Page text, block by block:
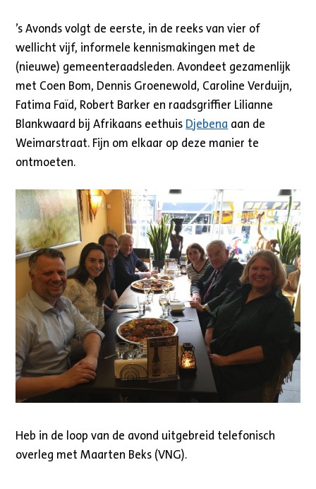
’s Avonds volgt de eerste, in de reeks van vier of
wellicht vijf, informele kennismakingen met de
(nieuwe) gemeenteraadsleden. Avondeet gezamenlijk
met Coen Bom, Dennis Groenewold, Caroline Verduijn,
Fatima Faïd, Robert Barker en raadsgriffier Lilianne
Blankwaard bij Afrikaans eethuis Djebena aan de
Weimarstraat. Fijn om elkaar op deze manier te
ontmoeten.
Heb in de loop van de avond uitgebreid telefonisch
overleg met Maarten Beks (VNG).